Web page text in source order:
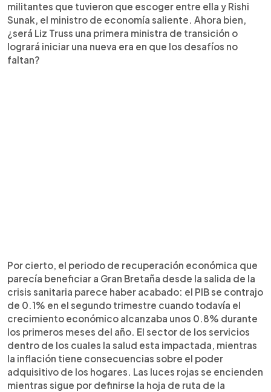
militantes que tuvieron que escoger entre ella y Rishi
Sunak, el ministro de economía saliente. Ahora bien,
¿será Liz Truss una primera ministra de transición o
logrará iniciar una nueva era en que los desafíos no
faltan?
Por cierto, el periodo de recuperación económica que
parecía beneficiar a Gran Bretaña desde la salida de la
crisis sanitaria parece haber acabado: el PIB se contrajo
de 0.1% en el segundo trimestre cuando todavía el
crecimiento económico alcanzaba unos 0.8% durante
los primeros meses del año. El sector de los servicios
dentro de los cuales la salud esta impactada, mientras
la inflación tiene consecuencias sobre el poder
adquisitivo de los hogares. Las luces rojas se encienden
mientras sigue por definirse la hoja de ruta de la